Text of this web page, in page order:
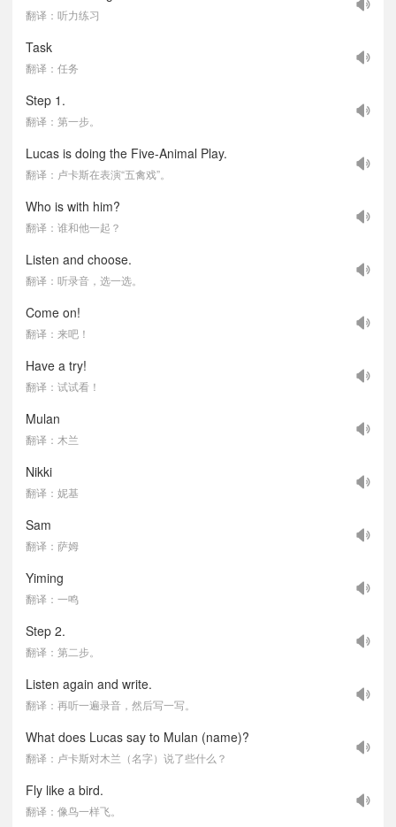
翻译：听力练习
Task
翻译：任务
Step 1.
翻译：第一步。
Lucas is doing the Five-Animal Play.
翻译：卢卡斯在表演“五禽戏”。
Who is with him?
翻译：谁和他一起？
Listen and choose.
翻译：听录音，选一选。
Come on!
翻译：来吧！
Have a try!
翻译：试试看！
Mulan
翻译：木兰
Nikki
翻译：妮基
Sam
翻译：萨姆
Yiming
翻译：一鸣
Step 2.
翻译：第二步。
Listen again and write.
翻译：再听一遍录音，然后写一写。
What does Lucas say to Mulan (name)?
翻译：卢卡斯对木兰（名字）说了些什么？
Fly like a bird.
翻译：像鸟一样飞。